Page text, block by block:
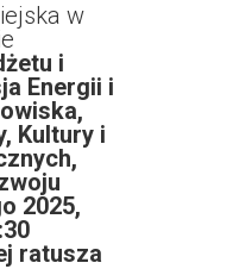
w
i
Energii i
Kultury i
2025,
ratusza